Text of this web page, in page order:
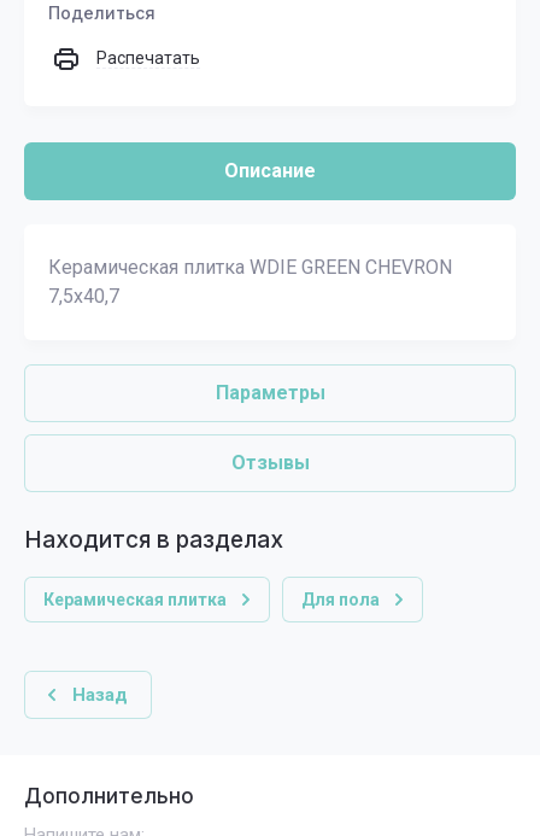
Поделиться
Распечатать
Описание
Керамическая плитка WDIE GREEN CHEVRON
7,5x40,7
Параметры
Отзывы
Находится в разделах
Керамическая плитка Для пола
Назад
Дополнительно